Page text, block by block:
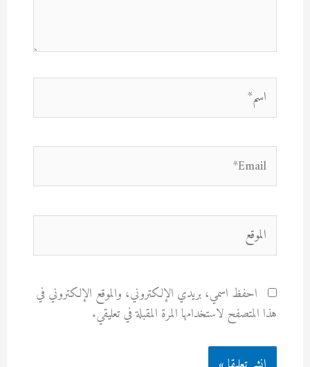
اسم*
Email*
الموقع
احفظ اسمي، بريدي الإلكتروني، والموقع الإلكتروني في
هذا المتصفح لاستخدامها المرة المقبلة في تعليقي.